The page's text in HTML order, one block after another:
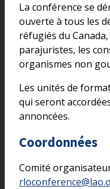
La conférence se
ouverte à tous les
réfugiés du
parajuristes, les
organismes non
Les unités de
qui seront
annoncées.
Coordonnées
Comité